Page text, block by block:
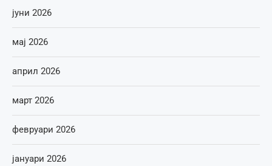
јуни 2026
мај 2026
април 2026
март 2026
февруари 2026
јануари 2026